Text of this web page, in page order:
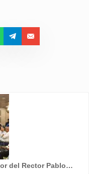
del Rector Pablo…